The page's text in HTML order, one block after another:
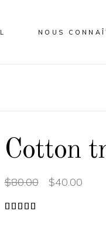
NOUS
Cotton
$80.00 $40.00